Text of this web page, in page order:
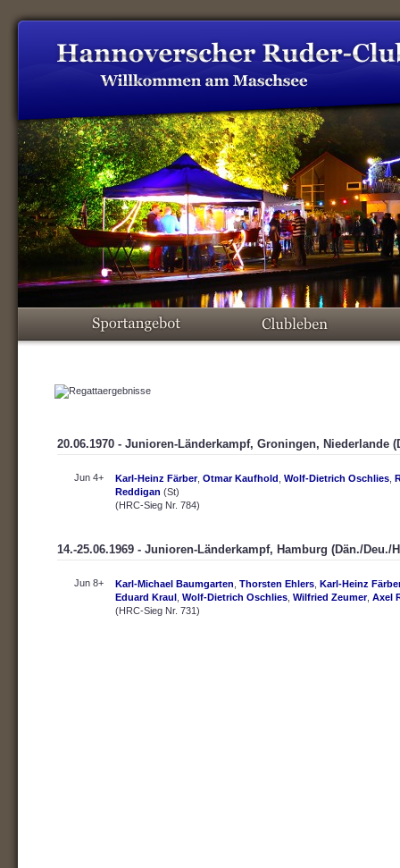
20.06.1970 - Junioren-Länderkampf, Groningen, Niederlande
Jun 4+ Karl-Heinz Färber, Otmar Kaufhold Wolf-Dietrich Oschlies
Reddigan (St)
(HRC-Sieg Nr. 784)
14.-25.06.1969 - Junioren-Länderkampf, Hamburg (Dän./Deu./
Jun 8+ Karl-Michael Baumgarten Thorsten Ehlers Karl-Heinz
Eduard Kraul Wolf-Dietrich Oschlies Wilfried Zeumer, Axel
(HRC-Sieg Nr. 731)